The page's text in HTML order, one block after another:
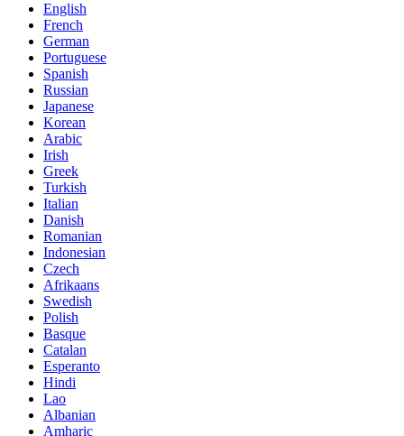
English
French
German
Portuguese
Spanish
Russian
Japanese
Korean
Arabic
Irish
Greek
Turkish
Italian
Danish
Romanian
Indonesian
Czech
Afrikaans
Swedish
Polish
Basque
Catalan
Esperanto
Hindi
Lao
Albanian
Amharic